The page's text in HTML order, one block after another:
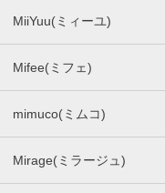
MiiYuu(ミィーユ)
Mifee(ミフェ)
mimuco(ミムコ)
Mirage(ミラージュ)